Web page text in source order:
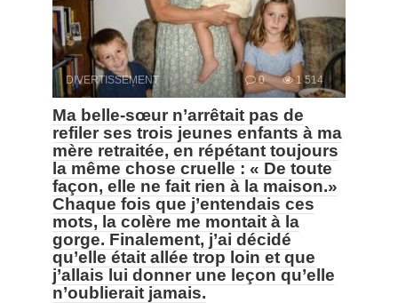
DIVERTISSEMENT 0 1 514
Ma belle-sœur n’arrêtait pas de
refiler ses trois jeunes enfants à ma
mère retraitée, en répétant toujours
la même chose cruelle : « De toute
façon, elle ne fait rien à la maison.»
Chaque fois que j’entendais ces
mots, la colère me montait à la
gorge. Finalement, j’ai décidé
qu’elle était allée trop loin et que
j’allais lui donner une leçon qu’elle
n’oublierait jamais.